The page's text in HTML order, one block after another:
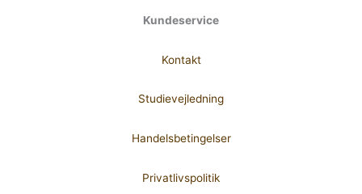
Kundeservice
Kontakt
Studievejledning
Handelsbetingelser
Privatlivspolitik